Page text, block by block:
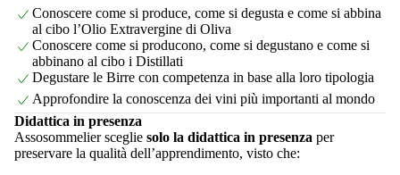
Conoscere come si produce, come si degusta e come si abbina
al cibo l’Olio Extravergine di Oliva
Conoscere come si producono, come si degustano e come si
abbinano al cibo i Distillati
Degustare le Birre con competenza in base alla loro tipologia
Approfondire la conoscenza dei vini più importanti al mondo
Didattica in presenza
Assosommelier sceglie solo la didattica in presenza per
preservare la qualità dell’apprendimento, visto che: